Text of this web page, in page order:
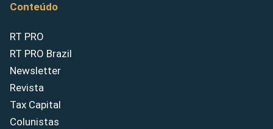
Conteúdo
RT PRO
RT PRO Brazil
Newsletter
Revista
Tax Capital
Colunistas